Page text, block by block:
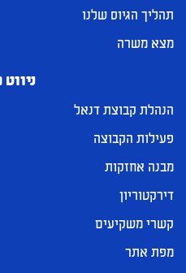
תהליך הגיוס שלנו
מצא משרה
הנהלת קבוצת דנאל
פעילות הקבוצה
מבנה אחזקות
דירקטוריון
קשרי משקיעים
מפת אתר